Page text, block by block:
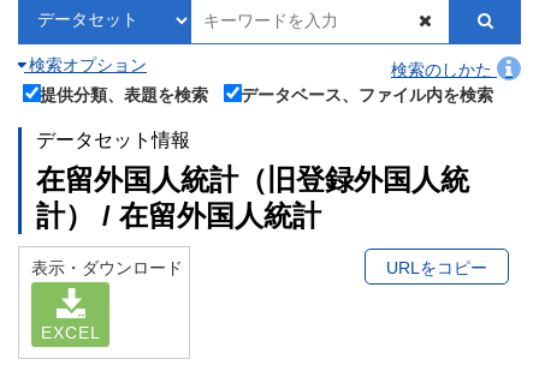
検索オプション
検索のしかた
提供分類、表題を検索
データベース、ファイル内を検索
データセット情報
在留外国人統計（旧登録外国人統
計） / 在留外国人統計
表示・ダウンロード
EXCEL
URLをコピー